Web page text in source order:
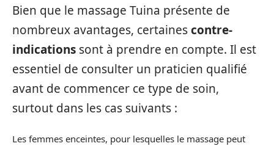
Bien que le massage Tuina présente de
nombreux avantages, certainescontre-
indications sont à prendre en compte. Il est
essentiel de consulter un praticien qualifié
avant de commencer ce type de soin,
surtout dans les cas suivants :
Les femmes enceintes, pour lesquelles le massage peut